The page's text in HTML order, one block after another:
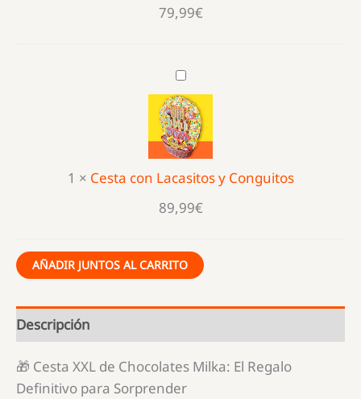
79,99€
Cesta
con
Lacasitos
y
Conguitos
1 × Cesta con Lacasitos y Conguitos
89,99€
AÑADIR JUNTOS AL CARRITO
Descripción
🎁 Cesta XXL de Chocolates Milka: El Regalo
Definitivo para Sorprender